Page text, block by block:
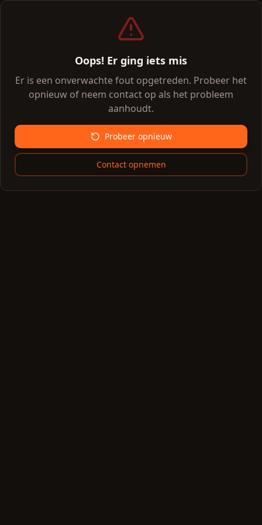
Oops! Er ging iets mis
Er is een onverwachte fout opgetreden. Probeer het
opnieuw of neem contact op als het probleem
aanhoudt.
Probeer opnieuw
Contact opnemen